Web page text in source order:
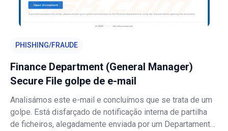
PHISHING/FRAUDE
Finance Department (General Manager)
Secure File golpe de e-mail
Analisámos este e-mail e concluímos que se trata de um
golpe. Está disfarçado de notificação interna de partilha
de ficheiros, alegadamente enviada por um Departamento